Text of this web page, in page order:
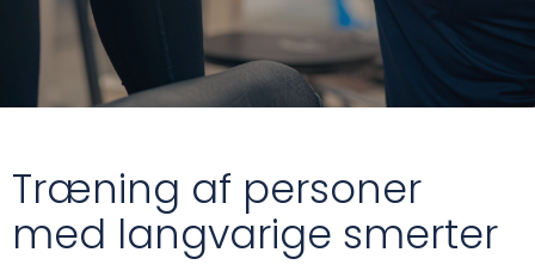
Træning af personer
med langvarige smerter